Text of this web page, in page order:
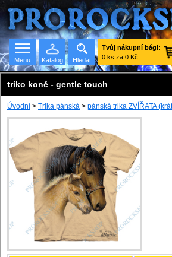
Hledat
Menu
Tvůj nákupní bágl:
0 ks za 0 Kč
triko koně - gentle touch
Úvodní > Trika pánská > pánská trika ZVÍŘATA
Katalog